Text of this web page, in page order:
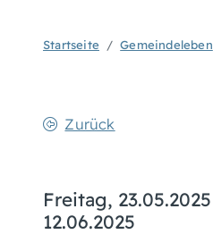
Startseite Gemeindeleben
Zurück
Freitag, 23.05.2025
12.06.2025